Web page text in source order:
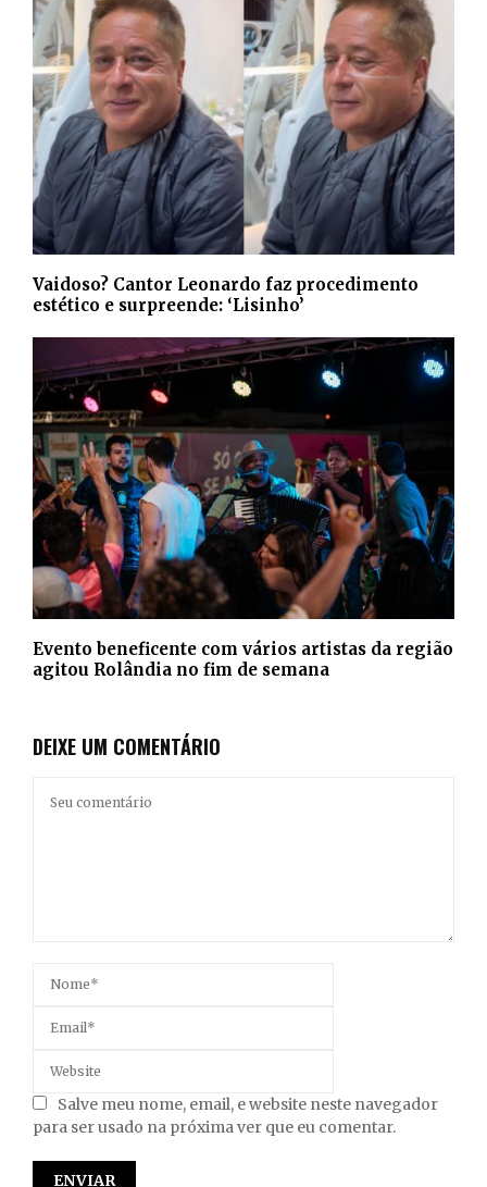
Vaidoso? Cantor Leonardo faz procedimento
estético e surpreende: ‘Lisinho’
Evento beneficente com vários artistas da região
agitou Rolândia no fim de semana
DEIXE UM COMENTÁRIO
Salve meu nome, email, e website neste navegador
para ser usado na próxima ver que eu comentar.